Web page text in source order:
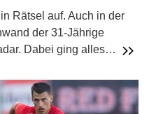
Rätsel auf. Auch in der
der 31-Jährige
Dabei ging alles…